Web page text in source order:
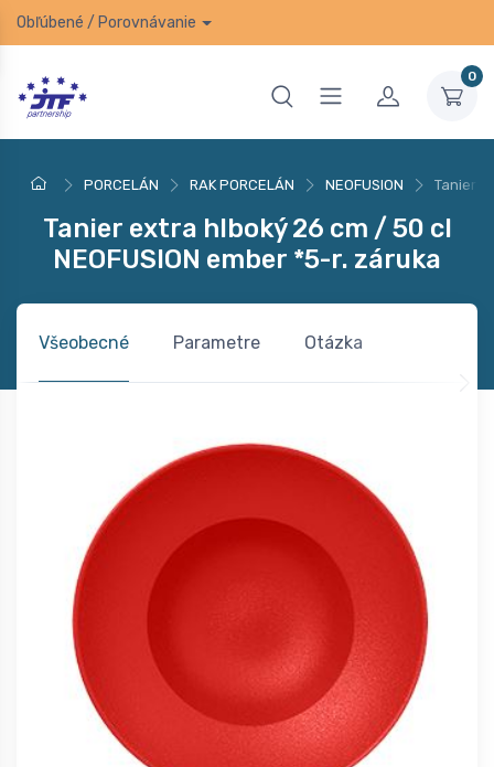
Obľúbené / Porovnávanie
0
PORCELÁN RAK PORCELÁN NEOFUSION Tanier
Tanier extra hlboký 26 cm / 50 cl
NEOFUSION ember *5-r. záruka
Všeobecné Parametre Otázka